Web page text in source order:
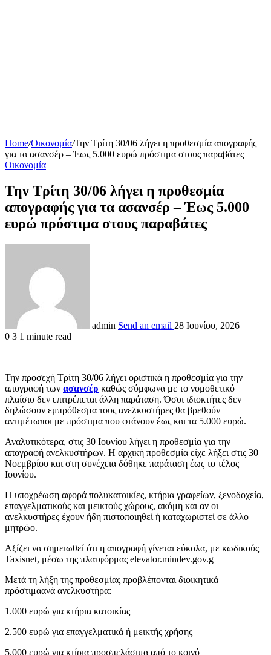
Home/Οικονομία/Την Τρίτη 30/06 λήγει η προθεσμία απογραφής
για τα ασανσέρ – Έως 5.000 ευρώ πρόστιμα στους παραβάτες
Οικονομία
Την Τρίτη 30/06 λήγει η προθεσμία
απογραφής για τα ασανσέρ – Έως 5.000
ευρώ πρόστιμα στους παραβάτες
admin Send an email 28 Ιουνίου, 2026
0 3 1 minute read
Την προσεχή Τρίτη 30/06 λήγει οριστικά η προθεσμία για την
απογραφή των ασανσέρ καθώς σύμφωνα με το νομοθετικό
πλαίσιο δεν επιτρέπεται άλλη παράταση. Όσοι ιδιοκτήτες δεν
δηλώσουν εμπρόθεσμα τους ανελκυστήρες θα βρεθούν
αντιμέτωποι με πρόστιμα που φτάνουν έως και τα 5.000 ευρώ.
Αναλυτικότερα, στις 30 Ιουνίου λήγει η προθεσμία για την
απογραφή ανελκυστήρων. Η αρχική προθεσμία είχε λήξει στις 30
Νοεμβρίου και στη συνέχεια δόθηκε παράταση έως το τέλος
Ιουνίου.
Η υποχρέωση αφορά πολυκατοικίες, κτήρια γραφείων, ξενοδοχεία,
επαγγελματικούς και μεικτούς χώρους, ακόμη και αν οι
ανελκυστήρες έχουν ήδη πιστοποιηθεί ή καταχωριστεί σε άλλο
μητρώο.
Αξίζει να σημειωθεί ότι η απογραφή γίνεται εύκολα, με κωδικούς
Taxisnet, μέσω της πλατφόρμας elevator.mindev.gov.g
Μετά τη λήξη της προθεσμίας προβλέπονται διοικητικά
πρόστιμαανά ανελκυστήρα:
1.000 ευρώ για κτήρια κατοικίας
2.500 ευρώ για επαγγελματικά ή μεικτής χρήσης
5.000 ευρώ για κτίρια προσπελάσιμα από το κοινό